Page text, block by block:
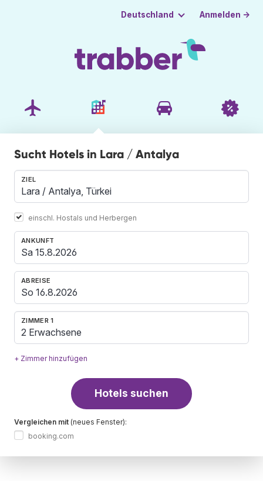
Deutschland Anmelden →
Sucht Hotels in Lara / Antalya
ZIEL
einschl. Hostals und Herbergen
ANKUNFT
ABREISE
ZIMMER 1
2 Erwachsene
+ Zimmer hinzufügen
Hotels suchen
Vergleichen mit (neues Fenster):
booking.com